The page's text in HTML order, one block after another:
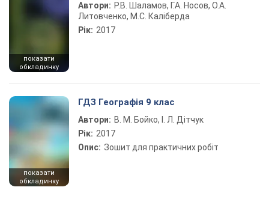
показати
обкладинку
Автори: Р.В. Шаламов, Г.А. Носов, О.А.
Литовченко, М.С. Каліберда
Рік: 2017
показати
обкладинку
ГДЗ Географія 9 клас
Автори: В. М. Бойко, І. Л. Дітчук
Рік: 2017
Опис: Зошит для практичних робіт